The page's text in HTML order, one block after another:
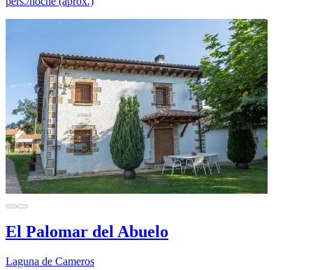
El Palomar del Abuelo
Laguna de Cameros